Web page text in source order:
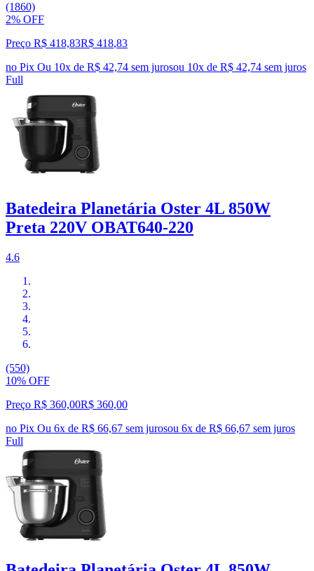
(1860)
2% OFF
Preço R$ 418,83R$ 418,83
no Pix Ou 10x de R$ 42,74 sem jurosou 10x de R$ 42,74 sem juros
Full
Batedeira Planetária Oster 4L 850W
Preta 220V OBAT640-220
4.6
(550)
10% OFF
Preço R$ 360,00R$ 360,00
no Pix Ou 6x de R$ 66,67 sem jurosou 6x de R$ 66,67 sem juros
Full